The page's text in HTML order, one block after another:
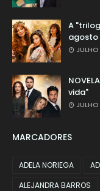
A
agosto
vida"
MARCADORES
ADELA NORIEGA
ALEJANDRA BARROS